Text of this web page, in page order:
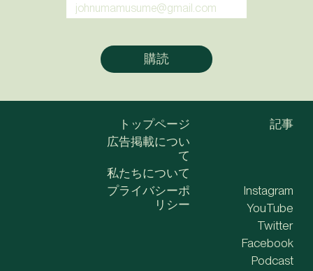
トップページ
広告掲載につい
て
私たちについて
記事
プライバシーポ
リシー
Instagram
YouTube
Twitter
Facebook
Podcast